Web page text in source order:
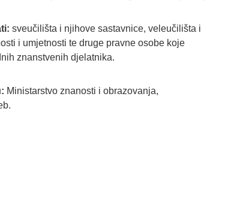
sveučilišta i njihove sastavnice, veleučilišta i
i umjetnosti te druge pravne osobe koje
znanstvenih djelatnika.
Ministarstvo znanosti i obrazovanja,